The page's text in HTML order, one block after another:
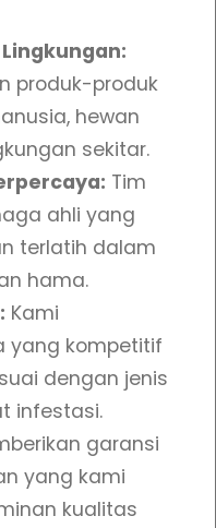
produk-produk
hewan
sekitar.
Tim
ahli yang
terlatih dalam
hama.
Kami
yang kompetitif
dengan jenis
infestasi.
garansi
yang kami
kualitas